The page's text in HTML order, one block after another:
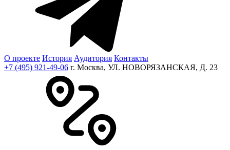
О проекте История Аудитория Контакты
+7 (495) 921-49-06 г. Москва, УЛ. НОВОРЯЗАНСКАЯ, Д. 23